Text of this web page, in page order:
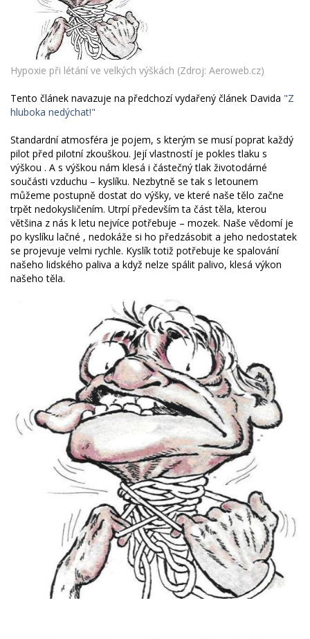
Hypoxie při létání ve velkých výškách (Zdroj: Aeroweb.cz)
Tento článek navazuje na předchozí vydařený článek Davida "Z
hluboka nedýchat!"
Standardní atmosféra je pojem, s kterým se musí poprat každý
pilot před pilotní zkouškou. Její vlastností je pokles tlaku s
výškou . A s výškou nám klesá i částečný tlak životodárné
součásti vzduchu – kyslíku. Nezbytně se tak s letounem
můžeme postupně dostat do výšky, ve které naše tělo začne
trpět nedokysličením. Utrpí především ta část těla, kterou
většina z nás k letu nejvíce potřebuje – mozek. Naše vědomí je
po kyslíku lačné , nedokáže si ho předzásobit a jeho nedostatek
se projevuje velmi rychle. Kyslík totiž potřebuje ke spalování
našeho lidského paliva a když nelze spálit palivo, klesá výkon
našeho těla.